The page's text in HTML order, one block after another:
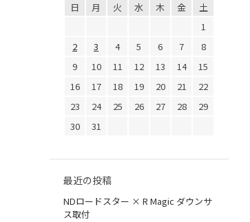
日 月 火 水 木 金
土
1
2
3 4 5 6 7
8
9
10 11 12 13 14
15
16
17 18 19 20 21
22
23
24 25 26 27 28
29
30
31
最近の投稿
NDロードスター × R Magic ダウンサ
ス取付